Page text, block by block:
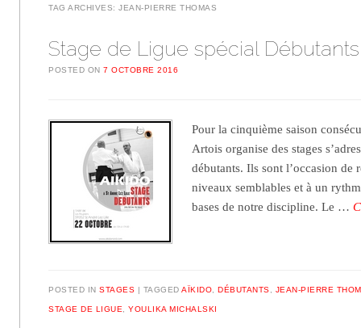
TAG ARCHIVES:JEAN-PIERRE THOMAS
Stage de Ligue spécial
POSTED ON7 OCTOBRE 2016
Pour la cinquième saison
Artois organise des stages
débutants. Ils sont l’occasion de
niveaux semblables et à un
bases de notre discipline. Le …
POSTED INSTAGES TAGGEDAÏKIDO ,DÉBUTANTS JEAN-PIERRE
STAGE DE LIGUE ,YOULIKA MICHALSKI